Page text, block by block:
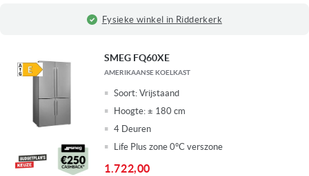
Fysieke winkel in Ridderkerk
SMEG FQ60XE
AMERIKAANSE KOELKAST
Soort: Vrijstaand
Hoogte: ± 180 cm
4 Deuren
Life Plus zone 0°C verszone
1.722,00